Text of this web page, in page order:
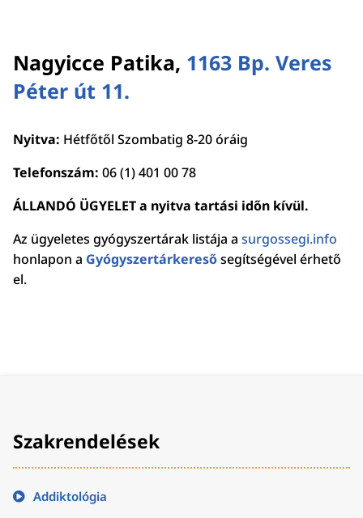
Nagyicce Patika, 1163 Bp. Veres
Péter út 11.
Nyitva: Hétfőtől Szombatig 8-20 óráig
Telefonszám: 06 (1) 401 00 78
ÁLLANDÓ ÜGYELET a nyitva tartási időn kívül.
Az ügyeletes gyógyszertárak listája a surgossegi.info
honlapon a Gyógyszertárkeresősegítségével érhető
el.
Szakrendelések
Addiktológia